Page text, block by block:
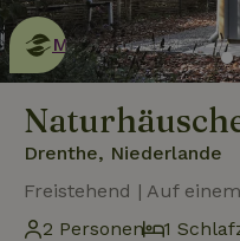
Naturhäuschen
Mehr erfahren
Drenthe, Niederlande
Freistehend | Auf
2 Personen
1